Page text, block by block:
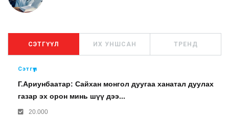
СЭТГҮҮЛ ИХ УНШСАН ТРЕНД
Сэтгүүл
Г.Ариунбаатар: Сайхан монгол дуугаа ханатал дуулах
газар эх орон минь шүү дээ...
20.000